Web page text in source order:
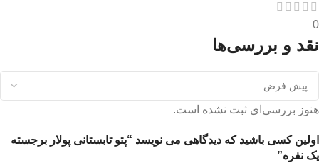
0
نقد و بررسی‌ها
هنوز بررسی‌ای ثبت نشده است.
اولین کسی باشید که دیدگاهی می نویسد “پتو تابستانی پولار برجسته
یک نفره”